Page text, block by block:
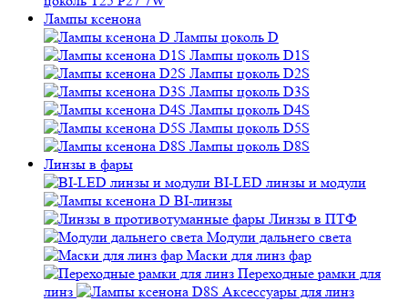
Лампы ксенона
Лампы цоколь D
Лампы цоколь D1S
Лампы цоколь D2S
Лампы цоколь D3S
Лампы цоколь D4S
Лампы цоколь D5S
Лампы цоколь D8S
Линзы в фары
BI-LED линзы и модули
BI-линзы
Линзы в ПТФ
Модули дальнего света
Маски для линз фар
Переходные рамки для
линз
Аксессуары для линз